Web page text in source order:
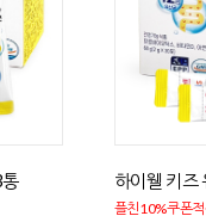
하이웰 키즈
플친10%쿠폰